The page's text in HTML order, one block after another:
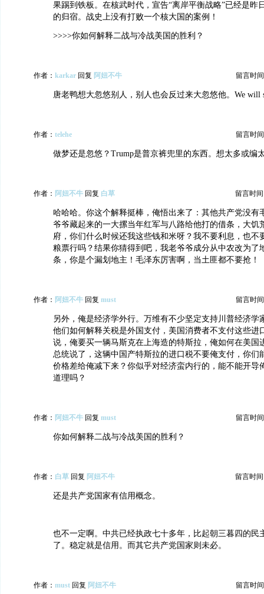
果踢到铁板。在核武时代，宣告“离岸平衡战略”已经是昨
的归宿。战史上没有打败一个核大国的案例！
>>>>你如何解释二战与冷战美国的胜利？
作者： karkar 回复 阿妞不牛 留言时
唐老鸭想大忽悠别人，别人也会反过来大忽悠他。We will
作者： telehe 留言时
做梦还是忽悠？Trump是普京裤兜里的东西。想太多或编
作者： 阿妞不牛 回复 白草 留言时间
哈哈哈。你这个解释挺棒，俺悟出来了：其他共产党没有
爷爷藏起来的一大摞当年红军与八路给他打的借条，大饥
府，你们什么时候还我这些钱和米呀？我不要利息，也不
粮票行吗？结果你猜得到吧，我老爷爷成分从中农改为了
条，你是个漏划地主！毛泽东厉害啊，当土匪都不要抢！
作者： 阿妞不牛 回复 must 留言时
另外，俺是经济学外行。万维有不少坚定支持川普经济学
他们如何解释关税是外国支付，美国消费者不支付这些进
说，俺要买一辆马斯克在上海造的特斯拉，俺如何在美国
总统说了，这辆中国产特斯拉的进口税不要俺支付，你们
价格差给俺减下来？你似乎对经济蛮内行的，能不能开导
道理吗？
作者： 阿妞不牛 回复 must 留言时
你如何解释二战与冷战美国的胜利？
作者： 白草 回复 阿妞不牛 留言时间
还是共产党国家有信用概念。
也不一定啊。中共已经执政七十多年，比起朝三暮四的民
了。稳定就是信用。而其它共产党国家则未必。
作者： must 回复 阿妞不牛 留言时